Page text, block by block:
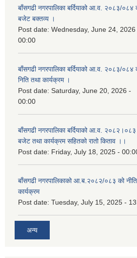
बाँसगढी नगरपालिका बर्दियाको आ.व. २०८३/०८४
बजेट बक्तव्य ।
Post date: Wednesday, June 24, 2026
00:00
बाँसगढी नगरपालिका बर्दियाको आ.व. २०८३/०८४
निति तथा कार्यक्रम ।
Post date: Saturday, June 20, 2026 -
00:00
बाँसगढी नगरपालिका बर्दियाको आ.व.
बजेट तथा कार्यक्रम सहितको रातो किताव ।।
Post date: Friday, July 18, 2025 -
बाँसगढी नगरपालिकाको आ.ब.२०८२/०८३ को
कार्यक्रम
Post date: Tuesday, July 15, 2025 -
अन्य